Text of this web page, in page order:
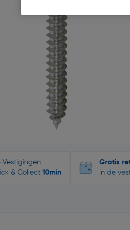
Vestigingen
& Collect 10min
Gratis
in de